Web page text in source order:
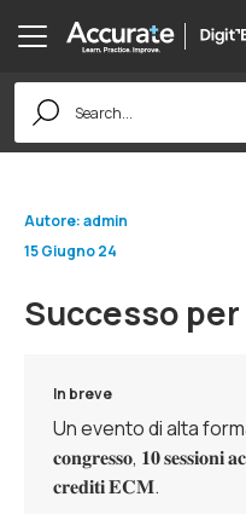
Search
for:
15 Giugno 24
Autore: admin
Successo
In breve
Un evento di alta
𝐜𝐨𝐧𝐠𝐫𝐞𝐬𝐬𝐨, 𝟏𝟎 𝐬𝐞𝐬𝐬𝐢𝐨𝐧𝐢
𝐜𝐫𝐞𝐝𝐢𝐭𝐢 𝐄𝐂𝐌.